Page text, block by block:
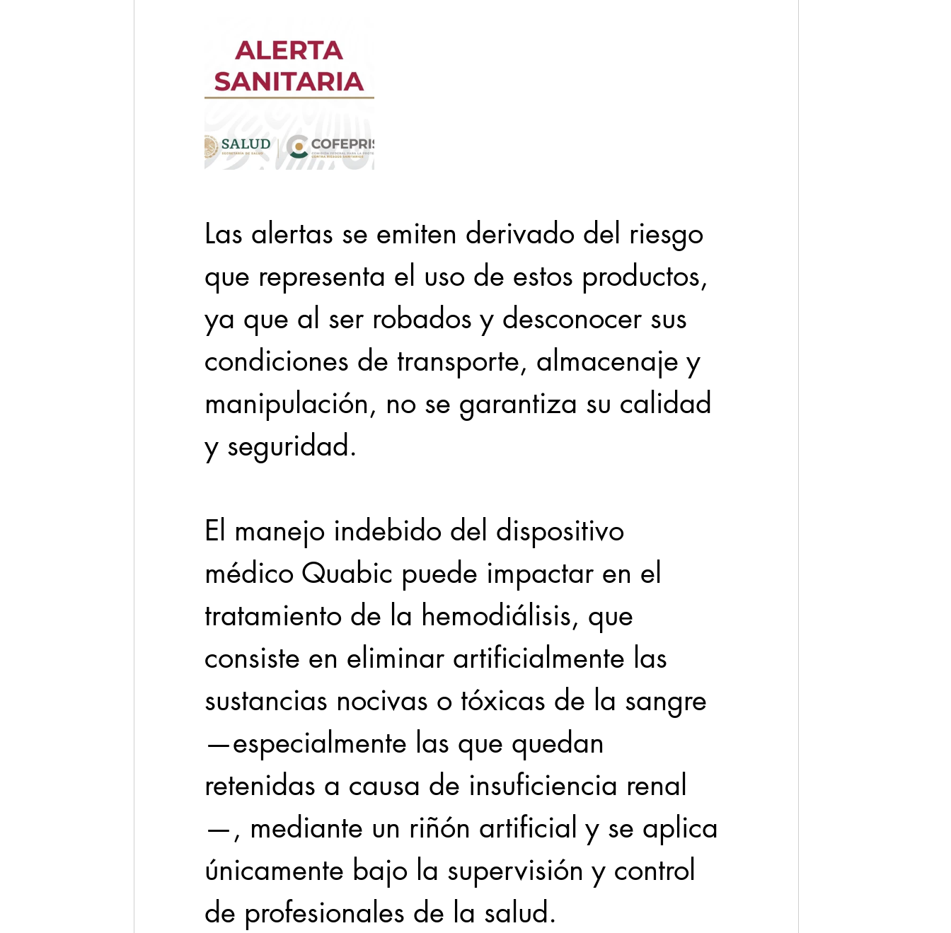
Las alertas se emiten derivado del riesgo
que representa el uso de estos productos,
ya que al ser robados y desconocer sus
condiciones de transporte, almacenaje y
manipulación, no se garantiza su calidad
y seguridad.
El manejo indebido del dispositivo
médico Quabic puede impactar en el
tratamiento de la hemodiálisis, que
consiste en eliminar artificialmente las
sustancias nocivas o tóxicas de la sangre
—especialmente las que quedan
retenidas a causa de insuficiencia renal
—, mediante un riñón artificial y se aplica
únicamente bajo la supervisión y control
de profesionales de la salud.